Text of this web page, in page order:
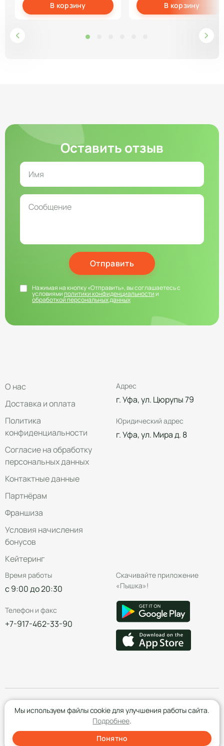
В корзину В корзину
Оставить отзыв
Отправить
Нажимая на кнопку «Отправить», вы соглашаетесь с
условиямиполитики конфиденциальностии
обработкой персональных данных
О нас
Доставка и оплата
Политика
конфиденциальности
Согласие на обработку
персональных данных
Контактные данные
Партнёрам
Франшиза
Условия начисления
бонусов
Кейтеринг
Адрес
г. Уфа, ул. Цюрупы 79
Юридический адрес
г. Уфа, ул. Мира д. 8
Время работы
с 9:00 до 20:30
Телефон и факс
+7-917-462-33-90
Скачивайте приложение
«Пышка»!
Мы используем файлы cookie для улучшения работы сайта.
Подробнее.
Понятно